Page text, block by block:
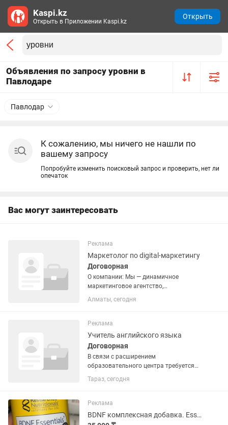
Объявления по запросу уровни в
Павлодаре
Павлодар
К сожалению, мы ничего не нашли по
вашему запросу
Попробуйте изменить поисковый запрос и проверить, нет ли
опечаток
Вас могут заинтересовать
Реклама
Маркетолог по digital-маркетингу
Договорная
О компании: Мы — динамичное
маркетинговое агентство,
специализирующееся на разработке и
реализации эффективных стратегий
из различных отраслей. Наша команда
— это...
Алматы, сегодня
Реклама
Учитель английского языка
Договорная
В связи с расширением
образовательного центра требуется
учитель английского языка для
казахских и русских групп.
вступительным экзаменам в НИШ. -
Повышение уровня...
Тараз, сегодня
Реклама
BDNF комплексная добавка. Essentials Neuroplasticity Support .
Kaspi.kz
Открыть в Приложении Kaspi.kz
Открыть